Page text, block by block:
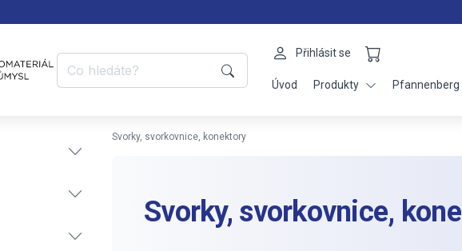
Přihlásit se
Úvod Produkty Pfannenberg
Svorky, svorkovnice, konektory
Svorky, svorkovnice,